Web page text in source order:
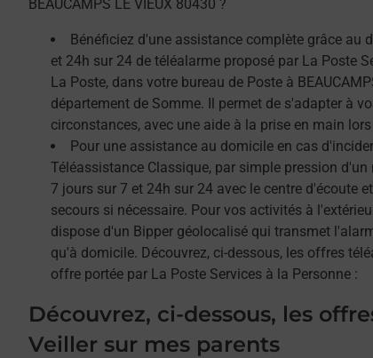
BEAUCAMPS LE VIEUX 80430 ?
Bénéficiez d'une assistance complète grâce au
et 24h sur 24 de téléalarme proposé par La Poste
La Poste, dans votre bureau de Poste à
département de Somme. Il permet de s'adapter à
circonstances, avec une aide à la prise en main
Pour une assistance au domicile en cas
Téléassistance Classique, par simple pression
7 jours sur 7 et 24h sur 24 avec le centre d'écoute
secours si nécessaire. Pour vos activités à
dispose d'un Bipper géolocalisé qui transmet
qu'à domicile. Découvrez, ci-dessous, les offres
offre portée par La Poste Services à la Personne :
Découvrez, ci-dessous, les
Veiller sur mes parents